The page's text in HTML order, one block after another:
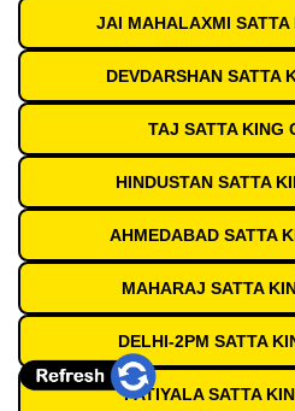
JAI MAHALAXMI SATTA
DEVDARSHAN SATTA
TAJ SATTA KING
HINDUSTAN SATTA
AHMEDABAD SATTA
MAHARAJ SATTA
DELHI-2PM SATTA
PATIYALA SATTA